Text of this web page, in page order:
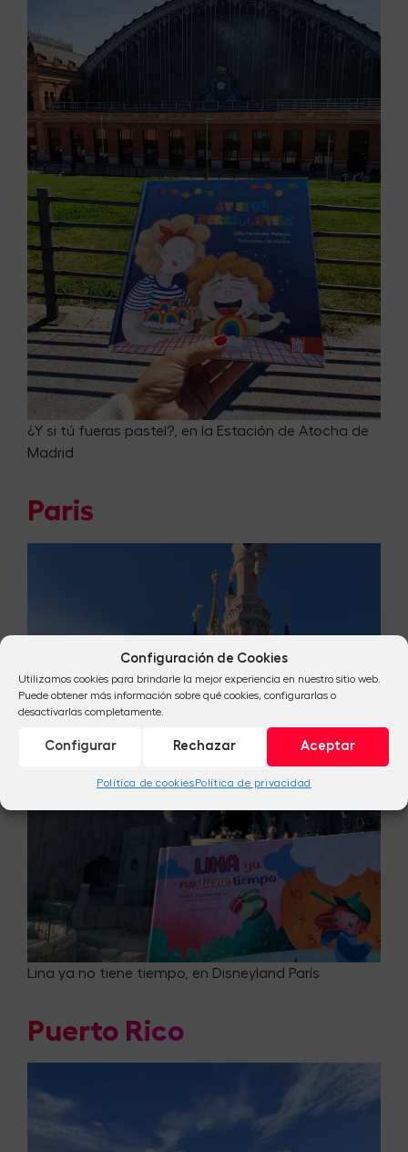
Configuración de Cookies
Utilizamos cookies para brindarle la mejor experiencia en nuestro sitio web.
Puede obtener más información sobre qué cookies, configurarlas o
desactivarlas completamente.
Aceptar
Rechazar
Configurar
Política de cookiesPolítica de privacidad
¿Y si tú fueras pastel?, en la Estación de Atocha de
Madrid
Paris
Lina ya no tiene tiempo, en Disneyland París
Puerto Rico